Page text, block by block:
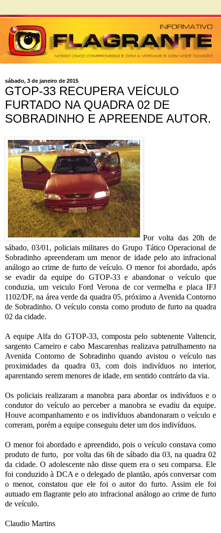
sábado, 3 de janeiro de 2015
GTOP-33 RECUPERA VEÍCULO
FURTADO NA QUADRA 02 DE
SOBRADINHO E APREENDE AUTOR.
Por volta das 20h de
sábado, 03/01, policiais militares do Grupo Tático Operacional de
Sobradinho apreenderam um menor de idade pelo ato infracional
análogo ao crime de furto de veículo. O menor foi abordado, após
se evadir da equipe do GTOP-33 e abandonar o veículo que
conduzia, um veiculo Ford Verona de cor vermelha e placa IFJ
1102/DF, na área verde da quadra 05, próximo a Avenida Contorno
de Sobradinho. O veículo consta como produto de furto na quadra
02 da cidade.
A equipe Alfa do GTOP-33, composta pelo subtenente Valtencir,
sargento Carneiro e cabo Mascarenhas realizava patrulhamento na
Avenida Contorno de Sobradinho quando avistou o veículo nas
proximidades da quadra 03, com dois indivíduos no interior,
aparentando serem menores de idade, em sentido contrário da via.
Os policiais realizaram a manobra para abordar os indivíduos e o
condutor do veículo ao perceber a manobra se evadiu da equipe.
Houve acompanhamento e os indivíduos abandonaram o veículo e
correram, porém a equipe conseguiu deter um dos indivíduos.
O menor foi abordado e apreendido, pois o veículo constava como
produto de furto, por volta das 6h desábado dia 03, na quadra 02
da cidade.O adolescente não disse quem era o seu comparsa. Ele
foi conduzido à DCA e o delegado de plantão, após conversar com
o menor, constatou que ele foi o autor do furto. Assim ele foi
autuado em flagrante pelo ato infracional análogo ao crime de furto
de veículo.
Claudio Martins